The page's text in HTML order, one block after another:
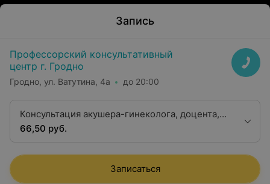
Запись
Профессорский консультативный
центр г. Гродно
Гродно, ул. Ватутина, 4а до 20:00
Консультация акушера-гинеколога, доцента,
кандидата медицинских наук
66,50 руб.
Записаться